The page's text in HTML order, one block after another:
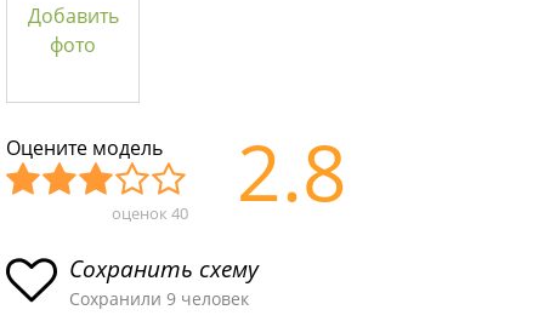
Добавить
фото
Оцените модель
асн
ая
пло
хая
ыч
ная
Хор
ая
Отл
ая
оценок 40 2.8
Сохранить схему
Сохранили 9 человек